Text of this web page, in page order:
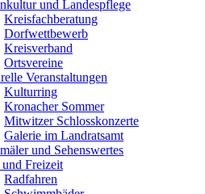
und Landespflege
Kreisfachberatung
Dorfwettbewerb
Kreisverband
Ortsvereine
Veranstaltungen
Kulturring
Kronacher Sommer
Mitwitzer Schlosskonzerte
Galerie im Landratsamt
und Sehenswertes
und Freizeit
Radfahren